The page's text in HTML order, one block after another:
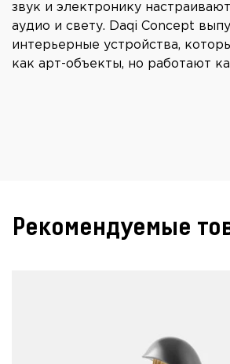
звук и электронику
аудио и свету. Daqi Concept
интерьерные устройства,
как арт-объекты, но работают
Рекомендуемые